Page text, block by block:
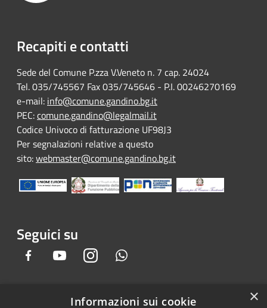
Recapiti e contatti
Sede del Comune P.zza V.Veneto n. 7 cap. 24024
Tel. 035/745567 Fax 035/745646 - P.I. 00246270169
e-mail: info@comune.gandino.bg.it
PEC:comune.gandino@legalmail.it
Codice Univoco di fatturazione UF98J3
Per segnalazioni relative a questo
sito:webmaster@comune.gandino.bg.it
Seguici su
Facebook YoutubeInstagram
×
Informazioni sui cookie